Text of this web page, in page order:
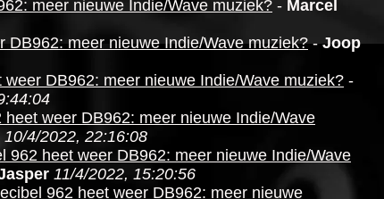
meer nieuwe Indie/Wave muziek? - Marcel
DB962: meer nieuwe Indie/Wave muziek?-Joop
weer DB962: meer nieuwe Indie/Wave muziek? -
heet weer DB962: meer nieuwe Indie/Wave
10/4/2022, 22:16:08
962 heet weer DB962: meer nieuwe Indie/Wave
11/4/2022, 15:20:56
962 heet weer DB962: meer nieuwe